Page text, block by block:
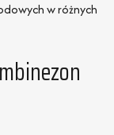
w różnych